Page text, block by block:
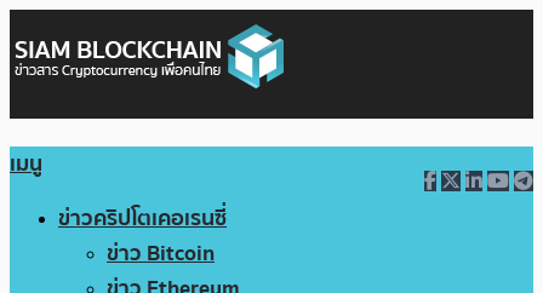
เมนู
ข่าวคริปโตเคอเรนซี่
ข่าว Bitcoin